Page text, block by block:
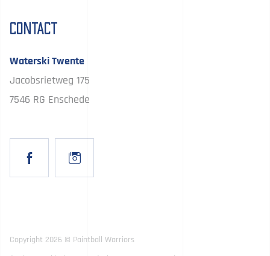
Contact
Waterski Twente
Jacobsrietweg 175
7546 RG Enschede
Copyright 2026 © Paintball Warriors